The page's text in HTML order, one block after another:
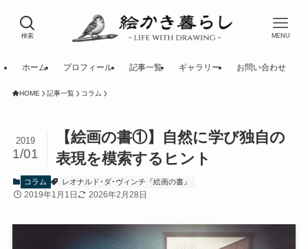
検索 MENU
ホーム プロフィール 記事一覧 ギャラリー お問い合わせ
HOME 記事一覧 コラム
【絵画の書①】自然に学び独自の
表現を模索するヒント
2019
1/01
コラム レオナルド･ダ･ヴィンチ『絵画の書』
2019年1月1日 2026年2月28日